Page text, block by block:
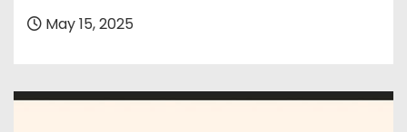
May 15, 2025